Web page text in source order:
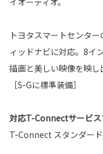
トヨタスマートセンタ
ィッドナビに対応。8イ
描画と美しい映像を映し
［S-Gに標準装備］
対応T-Connectサービス
T-Connect スタンダー